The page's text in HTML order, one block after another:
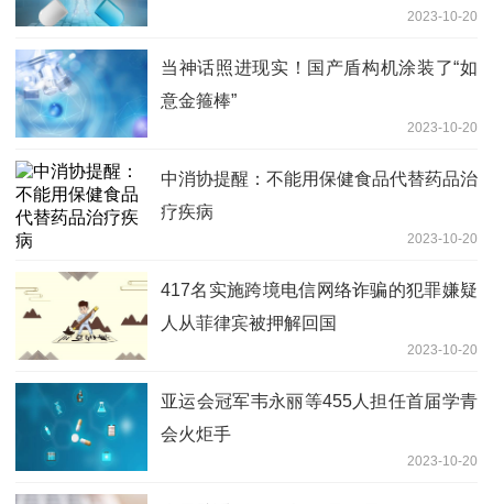
2023-10-20
当神话照进现实！国产盾构机涂装了“如
意金箍棒”
2023-10-20
中消协提醒：不能用保健食品代替药品治
疗疾病
2023-10-20
417名实施跨境电信网络诈骗的犯罪嫌疑
人从菲律宾被押解回国
2023-10-20
亚运会冠军韦永丽等455人担任首届学青
会火炬手
2023-10-20